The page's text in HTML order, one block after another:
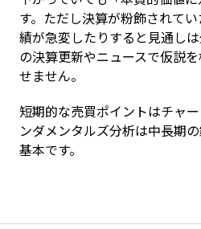
す。ただし決算が粉飾されて
績が急変したりすると見通し
の決算更新やニュースで仮説
せません。
短期的な売買ポイントはチャ
ンダメンタルズ分析は中長期
基本です。